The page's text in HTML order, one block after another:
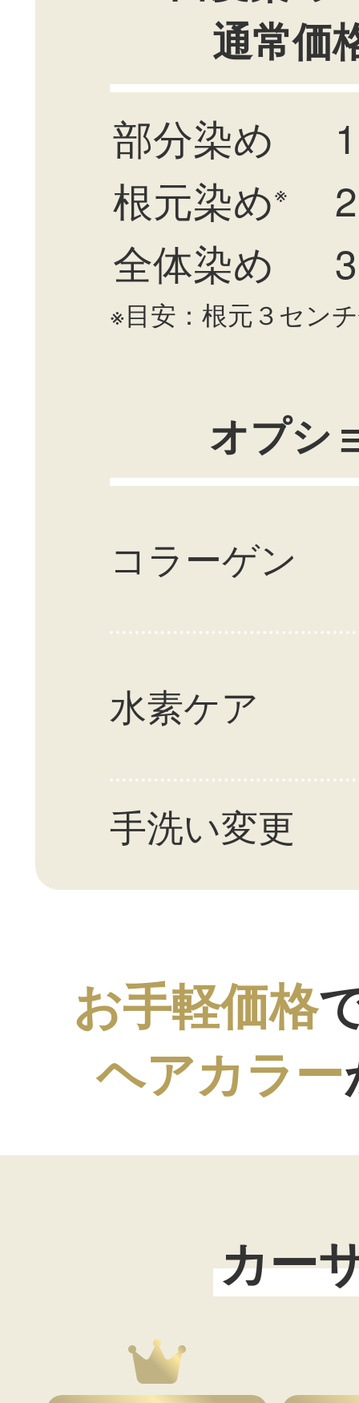
通常価
部分染め
根元染め※
全体染め
※目安：根元３セン
オプシ
コラーゲン
水素ケア
手洗い変更
お手軽価格
ヘアカラー
カー